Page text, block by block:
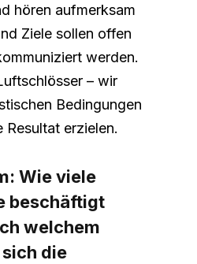
hören aufmerksam
Ziele sollen offen
werden.
– wir
Bedingungen
erzielen.
Wie viele
beschäftigt
welchem
die